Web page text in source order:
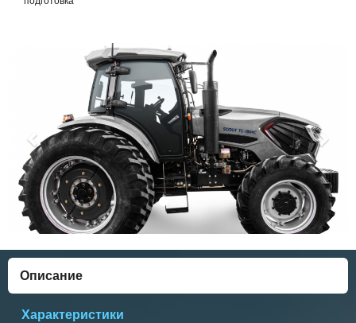
Previous
Описание
Характеристики